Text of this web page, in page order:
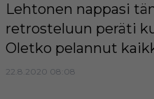
Lehtonen nappasi
retrosteluun peräti
Oletko pelannut
22.8.2020 08:08